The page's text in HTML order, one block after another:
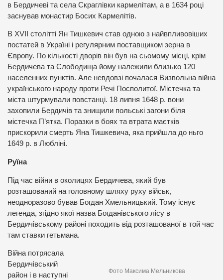
в Бердичеві та села Скраглівки кармелітам, а в 1634 році
заснував монастир Босих Кармелітів.
В ХVII столітті Ян Тишкевич став одною з найвпливовіших
постатей в Україні і регулярним поставщиком зерна в
Європу. По кількості дворів він був на сьомому місці, крім
Бердичева та Слободища йому належили близько 120
населенних пунктів. Але невдовзі почалася Визвольна війна
українського народу проти Речі Посполитої. Містечка та
міста штурмували повстанці. 18 липня 1648 р. вони
захопили Бердичів та знищили польські загони біля
містечка П’ятка. Поразки в боях та втрата маєтків
прискорили смерть Яна Тишкевича, яка прийшла до ньго
1649 р. в Любліні.
Руїна
Під час війни в околицях Бердичева, який був
розташований на головному шляху руху військ,
неодноразово бував Богдан Хмельницький. Тому існує
легенда, згідно якої назва Богданівського лісу в
Бердичівському районі походить від розташованої в той час
там ставки гетьмана.
Фото Максима Мельникова
Війна потрясала
Бердичівський
район і в наступні